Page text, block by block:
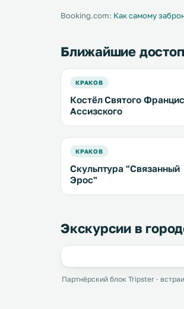
Booking.com: Как самому
Ближайшие
КРАКОВ
Костёл Святого
Ассизского
КРАКОВ
Скульптура "Связанный
Эрос"
Экскурсии в
Партнёрский блок Tripster ·